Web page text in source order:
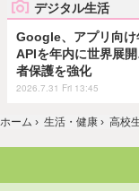
デジタル生活
Google、アプリ向け
APIを年内に世界展
者保護を強化
2026.7.31 Fri 13:45
ホーム › 生活・健康 › 高校